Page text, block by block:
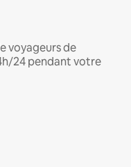
voyageurs de
24 pendant votre